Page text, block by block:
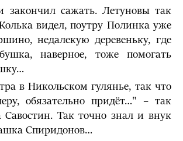
закончил сажать. Летуновы так
видел, поутру Полинка уже
недалекую деревеньку, где
наверное, тоже помогать
в Никольском гулянье, так что
обязательно придёт…" – так
Савостин. Так точно знал и внук
Спиридонов…